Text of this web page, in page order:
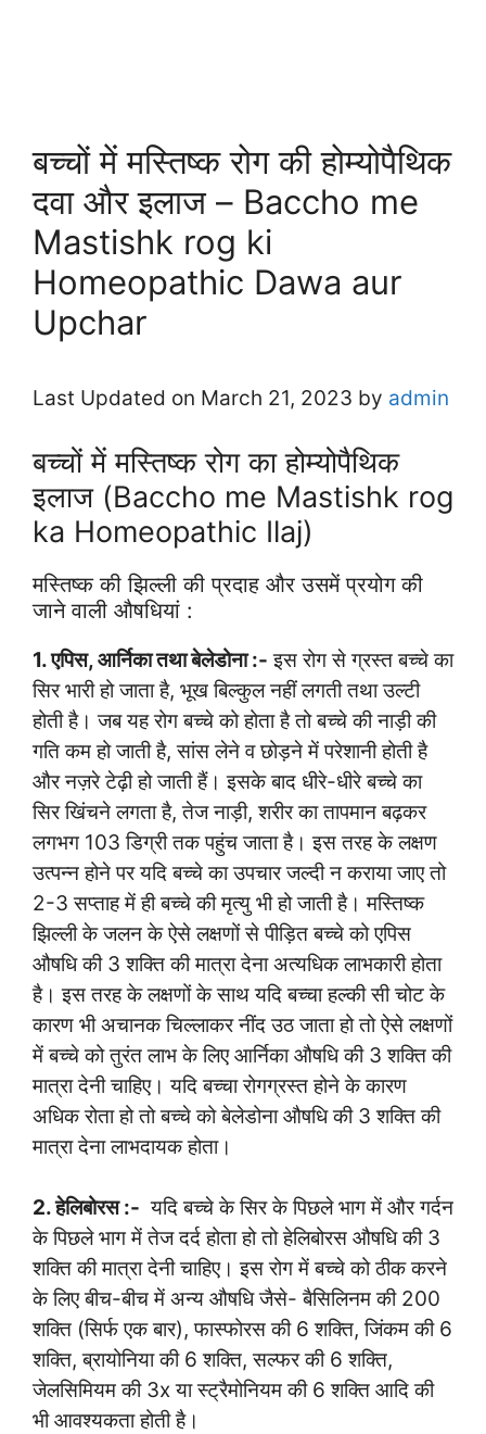
बच्चों में मस्तिष्क रोग की होम्योपैथिक
दवा और इलाज – Baccho me
Mastishk rog ki
Homeopathic Dawa aur
Upchar
Last Updated on March 21, 2023 by admin
बच्चों में मस्तिष्क रोग का होम्योपैथिक
इलाज (Baccho me Mastishk rog
ka Homeopathic Ilaj)
मस्तिष्क की झिल्ली की प्रदाह और उसमें प्रयोग की
जाने वाली औषधियां :
1. एपिस, आर्निका तथा बेलेडोना :- इस रोग से ग्रस्त बच्चे का
सिर भारी हो जाता है, भूख बिल्कुल नहीं लगती तथा उल्टी
होती है। जब यह रोग बच्चे को होता है तो बच्चे की नाड़ी की
गति कम हो जाती है, सांस लेने व छोड़ने में परेशानी होती है
और नज़रे टेढ़ी हो जाती हैं। इसके बाद धीरे-धीरे बच्चे का
सिर खिंचने लगता है, तेज नाड़ी, शरीर का तापमान बढ़कर
लगभग 103 डिग्री तक पहुंच जाता है। इस तरह के लक्षण
उत्पन्न होने पर यदि बच्चे का उपचार जल्दी न कराया जाए तो
2-3 सप्ताह में ही बच्चे की मृत्यु भी हो जाती है। मस्तिष्क
झिल्ली के जलन के ऐसे लक्षणों से पीड़ित बच्चे को एपिस
औषधि की 3 शक्ति की मात्रा देना अत्यधिक लाभकारी होता
है। इस तरह के लक्षणों के साथ यदि बच्चा हल्की सी चोट के
कारण भी अचानक चिल्लाकर नींद उठ जाता हो तो ऐसे लक्षणों
में बच्चे को तुरंत लाभ के लिए आर्निका औषधि की 3 शक्ति की
मात्रा देनी चाहिए। यदि बच्चा रोगग्रस्त होने के कारण
अधिक रोता हो तो बच्चे को बेलेडोना औषधि की 3 शक्ति की
मात्रा देना लाभदायक होता।
2. हेलिबोरस :- यदि बच्चे के सिर के पिछले भाग में और गर्दन
के पिछले भाग में तेज दर्द होता हो तो हेलिबोरस औषधि की 3
शक्ति की मात्रा देनी चाहिए। इस रोग में बच्चे को ठीक करने
के लिए बीच-बीच में अन्य औषधि जैसे- बैसिलिनम की 200
शक्ति (सिर्फ एक बार), फास्फोरस की 6 शक्ति, जिंकम की 6
शक्ति, ब्रायोनिया की 6 शक्ति, सल्फर की 6 शक्ति,
जेलसिमियम की 3x या स्ट्रैमोनियम की 6 शक्ति आदि की
भी आवश्यकता होती है।